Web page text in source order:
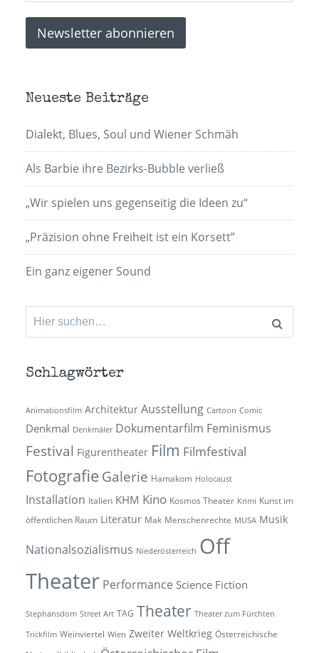
Neueste Beiträge
Dialekt, Blues, Soul und Wiener Schmäh
Als Barbie ihre Bezirks-Bubble verließ
„Wir spielen uns gegenseitig die Ideen zu“
„Präzision ohne Freiheit ist ein Korsett”
Ein ganz eigener Sound
Suchen
nach:
Schlagwörter
Animationsfilm Architektur Ausstellung Cartoon Comic
Denkmal Denkmäler Dokumentarfilm Feminismus
Festival Figurentheater Film Filmfestival
Fotografie Galerie Hamakom Holocaust
Installation Italien KHM Kino Kosmos Theater Krimi Kunst im
öffentlichen Raum Literatur Mak Menschenrechte MUSA Musik
Nationalsozialismus Niederösterreich Off
Theater Performance Science Fiction
Stephansdom Street Art TAG Theater Theater zum Fürchten
Trickfilm Weinviertel Wien Zweiter Weltkrieg Österreichische